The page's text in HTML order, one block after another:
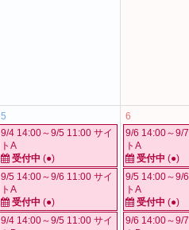
5
9/4 14:00～9/5 11:00 サイ
トA
受付中 (●)
9/5 14:00～9/6 11:00 サイ
トA
受付中 (●)
9/4 14:00～9/5 11:00 サイ
6
9/6 14:00～9/
トA
受付中 (●)
9/5 14:00～9/
トA
受付中 (●)
9/6 14:00～9/